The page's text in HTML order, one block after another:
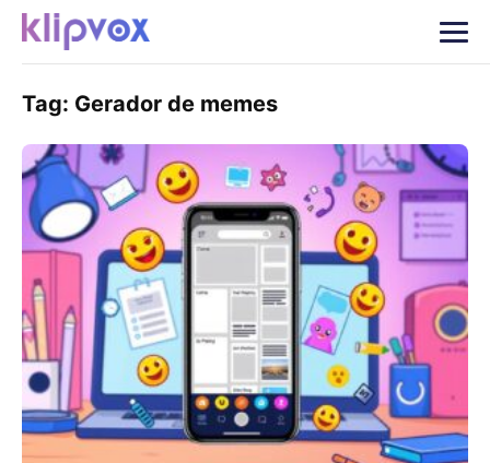
Tag: Gerador de memes